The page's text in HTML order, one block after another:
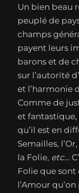
Un bien beau
peuplé de
champs
payent leurs
barons et de
sur l’autorité
et l’harmonie
Comme de
et fantastique,
qu’il est en
Semailles,
la Folie, etc…
Folie que sont
l’Amour